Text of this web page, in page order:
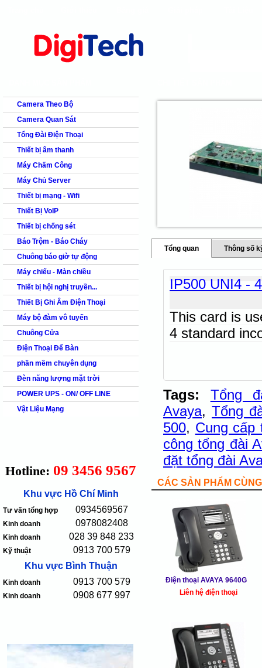
products
Camera Theo Bộ
Camera Quan Sát
Tổng Đài Điện Thoại
Thiết bị âm thanh
Máy Chấm Công
Máy Chủ Server
Thiết bị mạng - Wifi
Thiết Bị VoIP
Thiết bị chống sét
Báo Trộm - Báo Cháy
Chuông báo giờ tự động
Máy chiếu - Màn chiều
Thiết bị hội nghị truyền...
Thiết Bị Ghi Âm Điện Thoại
Máy bộ đàm vô tuyến
Chuông Cửa
Điện Thoại Để Bàn
phần mềm chuyên dụng
Đèn năng lượng mặt trời
POWER UPS - ON/ OFF LINE
Vật Liệu Mạng
Hotline: 09 3456 9567
Khu vực Hồ Chí Minh
Tư vấn tổng hợp 0934569567
Kinh doanh 0978082408
Kinh doanh 028 39 848 233
Kỹ thuật
0913 700 579
Khu vực Bình Thuận
Kinh doanh 0913 700 579
Kinh doanh 0908 677 997
Tổng quan Thông số
IP500 UNI4 -
This card is
4 standard
Tags:
Tổng
Avaya, Tổng
500, Cung cấp
công tổng đài
đặt tổng đài
CÁC SẢN PHẨM
Điện thoại AVAYA 9640G
Liên hệ điện thoại